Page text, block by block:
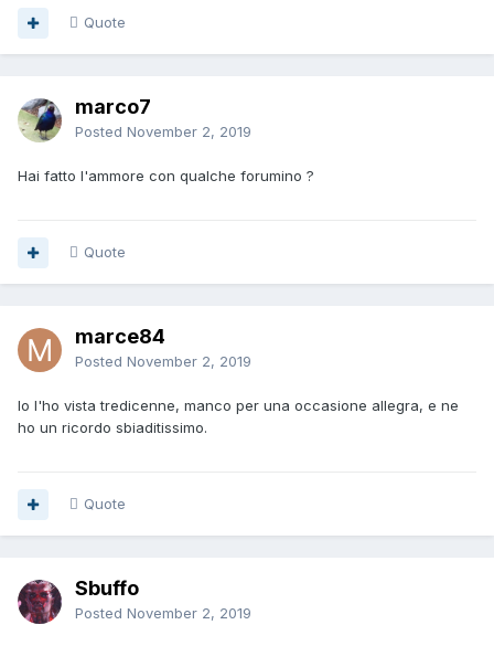
Quote
marco7
Posted November 2, 2019
Hai fatto l'ammore con qualche forumino ?
Quote
marce84
Posted November 2, 2019
Io l'ho vista tredicenne, manco per una occasione allegra, e ne
ho un ricordo sbiaditissimo.
Quote
Sbuffo
Posted November 2, 2019